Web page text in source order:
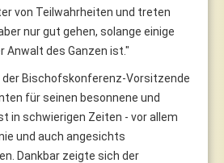
von Teilwahrheiten und treten
nur gut gehen, solange einige
Anwalt des Ganzen ist."
Bischofskonferenz-Vorsitzende
für seinen besonnene und
in schwierigen Zeiten - vor allem
und auch angesichts
Dankbar zeigte sich der